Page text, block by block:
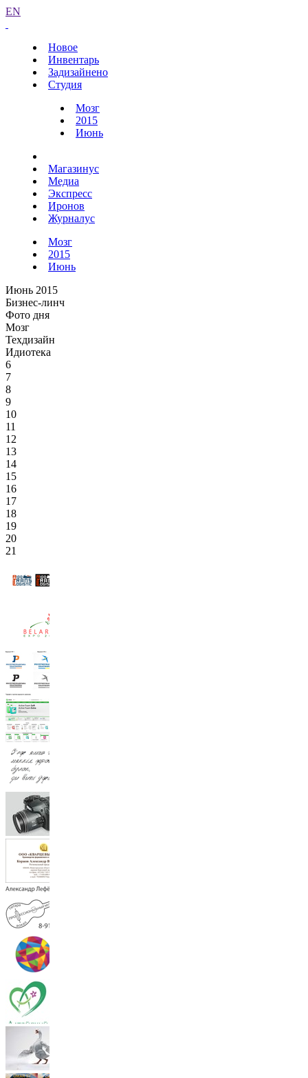
EN
Новое
Инвентарь
Задизайнено
Студия
Мозг
2015
Июнь
Магазинус
Медиа
Экспресс
Иронов
Журналус
Мозг
2015
Июнь
Июнь 2015
Бизнес-линч
Фото дня
Мозг
Техдизайн
Идиотека
6
7
8
9
10
11
12
13
14
15
16
17
18
19
20
21